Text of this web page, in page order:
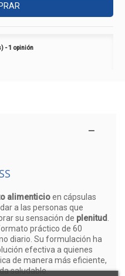
-1 opinión
alimenticioen cápsulas
a las personas que
su sensación de plenitud
práctico de 60
diario. Su formulación ha
efectiva a quienes
de manera más eficiente,
saludable.